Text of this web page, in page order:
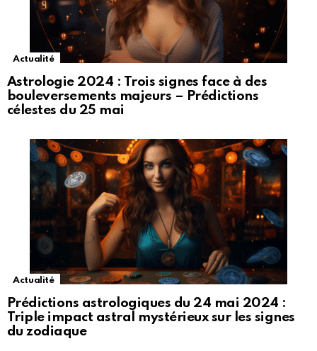
Actualité
Astrologie 2024 : Trois signes face à des
bouleversements majeurs – Prédictions
célestes du 25 mai
Actualité
Prédictions astrologiques du 24 mai 2024 :
Triple impact astral mystérieux sur les signes
du zodiaque